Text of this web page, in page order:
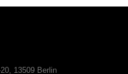
13509 Berlin